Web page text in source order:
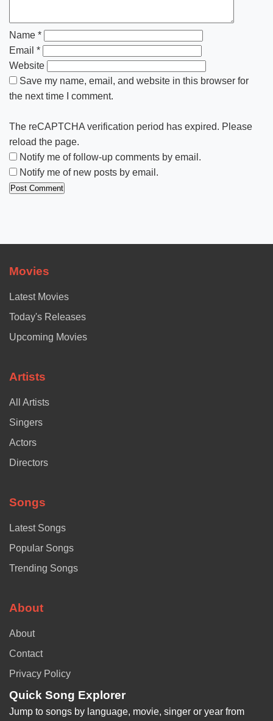
Name *
Email *
Website
Save my name, email, and website in this browser for
the next time I comment.
The reCAPTCHA verification period has expired. Please
reload the page.
Notify me of follow-up comments by email.
Notify me of new posts by email.
Movies
Latest Movies
Today's Releases
Upcoming Movies
Artists
All Artists
Singers
Actors
Directors
Songs
Latest Songs
Popular Songs
Trending Songs
About
About
Contact
Privacy Policy
Quick Song Explorer
Jump to songs by language, movie, singer or year from